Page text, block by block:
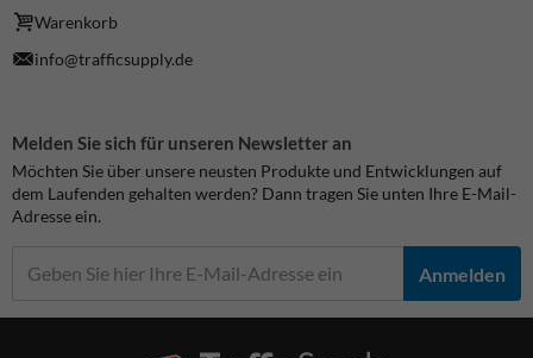
Warenkorb
info@trafficsupply.de
Melden Sie sich für unseren Newsletter an
Möchten Sie über unsere neusten Produkte und Entwicklungen auf
dem Laufenden gehalten werden? Dann tragen Sie unten Ihre E-Mail-
Adresse ein.
Anmelden